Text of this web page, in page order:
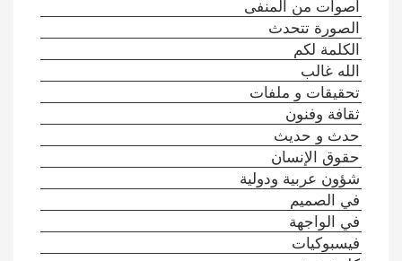
أصوات من المنفى
الصورة تتحدث
الكلمة لكم
الله غالب
تحقيقات و ملفات
ثقافة وفنون
حدث و حديث
حقوق الإنسان
شؤون عربية ودولية
في الصميم
في الواجهة
فيسبوكيات